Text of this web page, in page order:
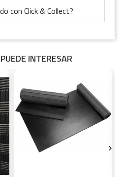
con Click & Collect?
INTERESAR
